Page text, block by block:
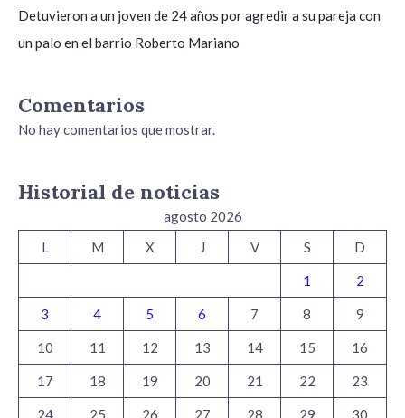
Detuvieron a un joven de 24 años por agredir a su pareja con
un palo en el barrio Roberto Mariano
Comentarios
No hay comentarios que mostrar.
Historial de noticias
agosto 2026
L
M X J V S D
1 2
3 4 5 6 7 8 9
10 11 12 13 14 15 16
17 18 19 20 21 22 23
24 25 26 27 28 29 30